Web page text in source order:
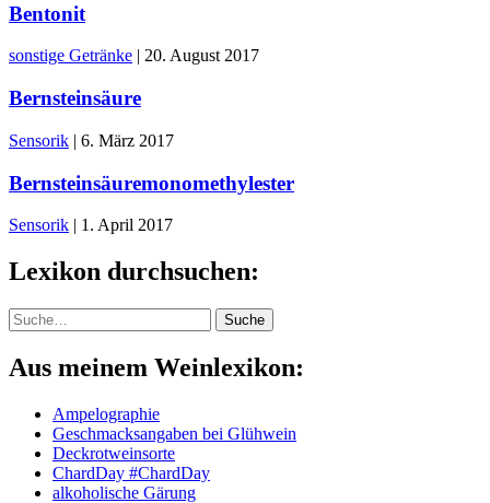
Bentonit
sonstige Getränke | 20. August 2017
Bernsteinsäure
Sensorik | 6. März 2017
Bernsteinsäuremonomethylester
Sensorik | 1. April 2017
Lexikon durchsuchen:
Suche Suche
Aus meinem Weinlexikon:
Ampelographie
Geschmacksangaben bei Glühwein
Deckrotweinsorte
ChardDay #ChardDay
alkoholische Gärung